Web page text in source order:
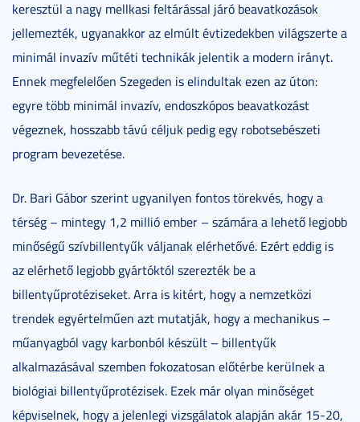
keresztül a nagy mellkasi feltárással járó beavatkozások
jellemezték, ugyanakkor az elmúlt évtizedekben világszerte a
minimál invazív műtéti technikák jelentik a modern irányt.
Ennek megfelelően Szegeden is elindultak ezen az úton:
egyre több minimál invazív, endoszkópos beavatkozást
végeznek, hosszabb távú céljuk pedig egy robotsebészeti
program bevezetése.
Dr. Bari Gábor szerint ugyanilyen fontos törekvés, hogy a
térség – mintegy 1,2 millió ember – számára a lehető legjobb
minőségű szívbillentyűk váljanak elérhetővé. Ezért eddig is
az elérhető legjobb gyártóktól szerezték be a
billentyűprotéziseket. Arra is kitért, hogy a nemzetközi
trendek egyértelműen azt mutatják, hogy a mechanikus –
műanyagból vagy karbonból készült – billentyűk
alkalmazásával szemben fokozatosan előtérbe kerülnek a
biológiai billentyűprotézisek. Ezek már olyan minőséget
képviselnek, hogy a jelenlegi vizsgálatok alapján akár 15-20,